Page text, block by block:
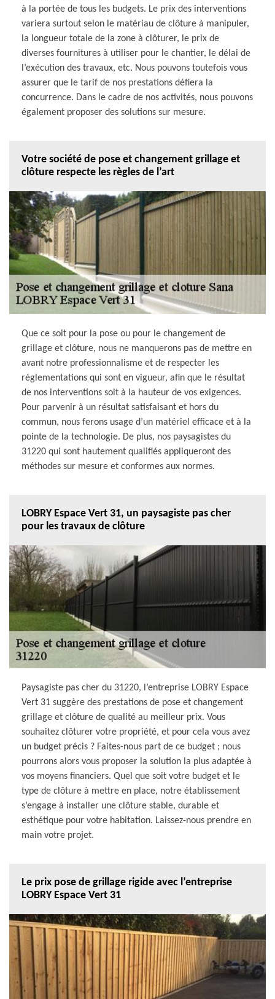
à la portée de tous les budgets. Le prix des interventions
variera surtout selon le matériau de clôture à manipuler,
la longueur totale de la zone à clôturer, le prix de
diverses fournitures à utiliser pour le chantier, le délai de
l’exécution des travaux, etc. Nous pouvons toutefois vous
assurer que le tarif de nos prestations défiera la
concurrence. Dans le cadre de nos activités, nous pouvons
également proposer des solutions sur mesure.
Votre société de pose et changement grillage et
clôture respecte les règles de l’art
Que ce soit pour la pose ou pour le changement de
grillage et clôture, nous ne manquerons pas de mettre en
avant notre professionnalisme et de respecter les
réglementations qui sont en vigueur, afin que le résultat
de nos interventions soit à la hauteur de vos exigences.
Pour parvenir à un résultat satisfaisant et hors du
commun, nous ferons usage d’un matériel efficace et à la
pointe de la technologie. De plus, nos paysagistes du
31220 qui sont hautement qualifiés appliqueront des
méthodes sur mesure et conformes aux normes.
LOBRY Espace Vert 31, un paysagiste pas cher
pour les travaux de clôture
Paysagiste pas cher du 31220, l’entreprise LOBRY Espace
Vert 31 suggère des prestations de pose et changement
grillage et clôture de qualité au meilleur prix. Vous
souhaitez clôturer votre propriété, et pour cela vous avez
un budget précis ? Faites-nous part de ce budget ; nous
pourrons alors vous proposer la solution la plus adaptée à
vos moyens financiers. Quel que soit votre budget et le
type de clôture à mettre en place, notre établissement
s’engage à installer une clôture stable, durable et
esthétique pour votre habitation. Laissez-nous prendre en
main votre projet.
Le prix pose de grillage rigide avec l’entreprise
LOBRY Espace Vert 31